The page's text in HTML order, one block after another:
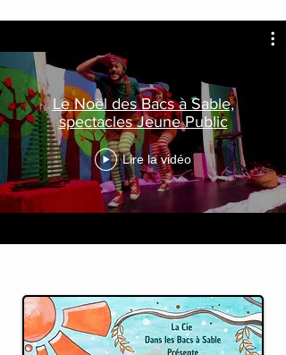
Le Noël des Bacs à Sable,
spectacles Jeune Public
Lire la vidéo